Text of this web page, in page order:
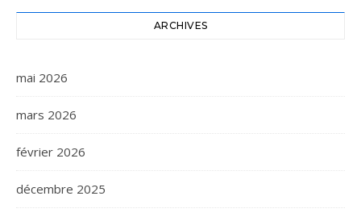
ARCHIVES
mai 2026
mars 2026
février 2026
décembre 2025